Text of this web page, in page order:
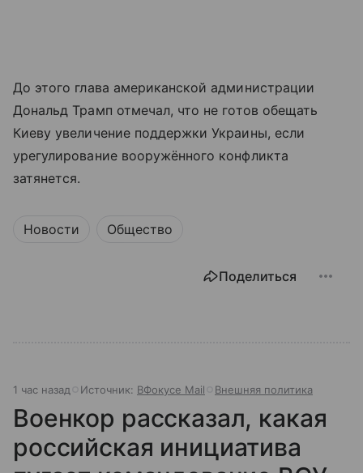
До этого глава американской администрации
Дональд Трамп отмечал, что не готов обещать
Киеву увеличение поддержки Украины, если
урегулирование вооружённого конфликта
затянется.
Новости Общество
Поделиться
1 час назад Источник: ВФокусе Mail Внешняя политика
Военкор рассказал, какая
российская инициатива